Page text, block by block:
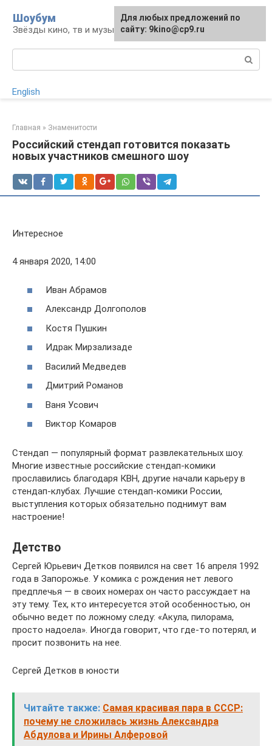
контенту
Шоубум
Звёзды кино, тв и музыки
English
Главная » Знаменитости
Российский стендап готовится показать
новых участников смешного шоу
Интересное
4 января 2020, 14:00
Иван Абрамов
Александр Долгополов
Костя Пушкин
Идрак Мирзализаде
Василий Медведев
Дмитрий Романов
Ваня Усович
Виктор Комаров
Стендап — популярный формат развлекательных шоу.
Многие известные российские стендап-комики
прославились благодаря КВН, другие начали карьеру в
стендап-клубах. Лучшие стендап-комики России,
выступления которых обязательно поднимут вам
настроение!
Детство
Сергей Юрьевич Детков появился на свет 16 апреля 1992
года в Запорожье. У комика с рождения нет левого
предплечья — в своих номерах он часто рассуждает на
эту тему. Тех, кто интересуется этой особенностью, он
обычно ведет по ложному следу: «Акула, пилорама,
просто надоела». Иногда говорит, что где-то потерял, и
просит позвонить на нее.
Сергей Детков в юности
Читайте также: Самая красивая пара в СССР:
почему не сложилась жизнь Александра
Абдулова и Ирины Алферовой
Для любых предложений по
сайту: 9kino@cp9.ru